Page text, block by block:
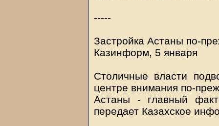
-----
Застройка Астаны по-
Казинформ, 5 января
Столичные власти
центре внимания по-
Астаны - главный
передает Казахское